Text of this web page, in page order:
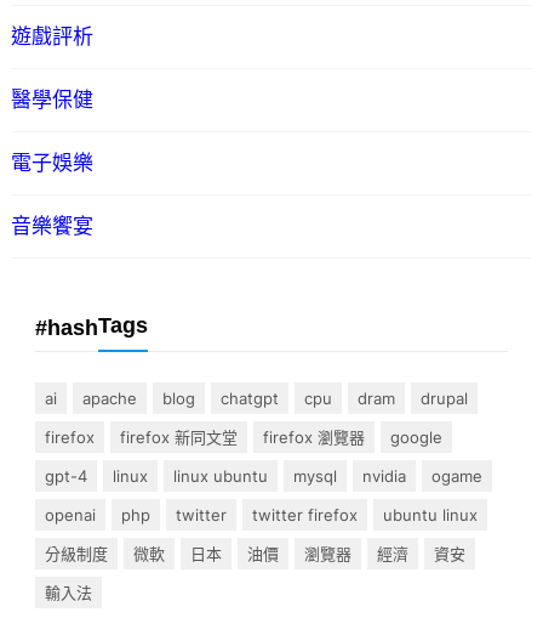
遊戲評析
醫學保健
電子娛樂
音樂饗宴
#hashTags
ai apache blog chatgpt cpu dram
drupal
firefox
firefox 新同文堂 firefox 瀏覽器
google
gpt-4
linux linux ubuntu mysql nvidia
ogame
openai
php twitter twitter firefox
ubuntu linux
分級制度
微軟 日本 油價 瀏覽器 經濟
資安
輸入法